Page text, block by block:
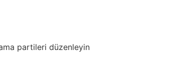
partileri düzenleyin